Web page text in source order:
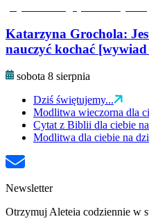
Katarzyna Grochola:
nauczyć kochać
sobota 8 sierpnia
Dziś świętujemy...
Modlitwa wieczorna dla
Cytat z Biblii dla ciebie
Modlitwa dla ciebie na
Newsletter
Otrzymuj Aleteia codziennie w